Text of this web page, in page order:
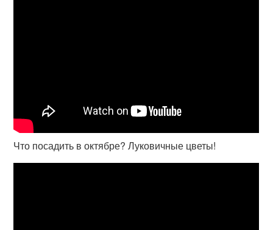
Что посадить в октябре? Луковичные цветы!